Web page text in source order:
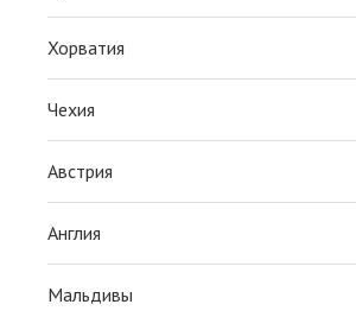
Хорватия
Чехия
Австрия
Англия
Мальдивы